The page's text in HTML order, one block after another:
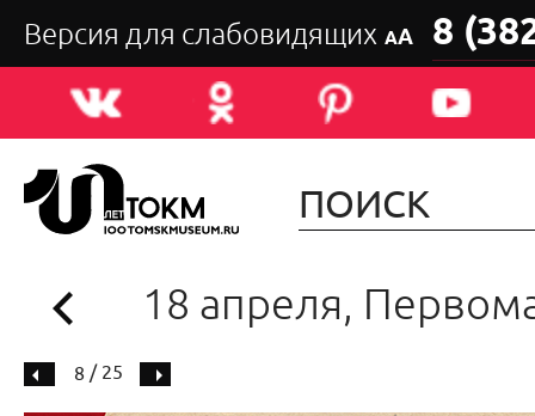
Версия для слабовидящих АА 8
18 апреля,
8 / 25